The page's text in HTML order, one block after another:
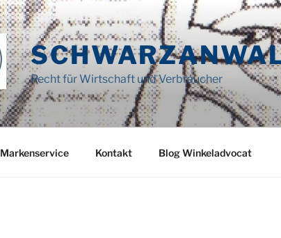
Recht für Wirtschaft und Verbraucher
Markenservice Kontakt Blog Winkeladvocat